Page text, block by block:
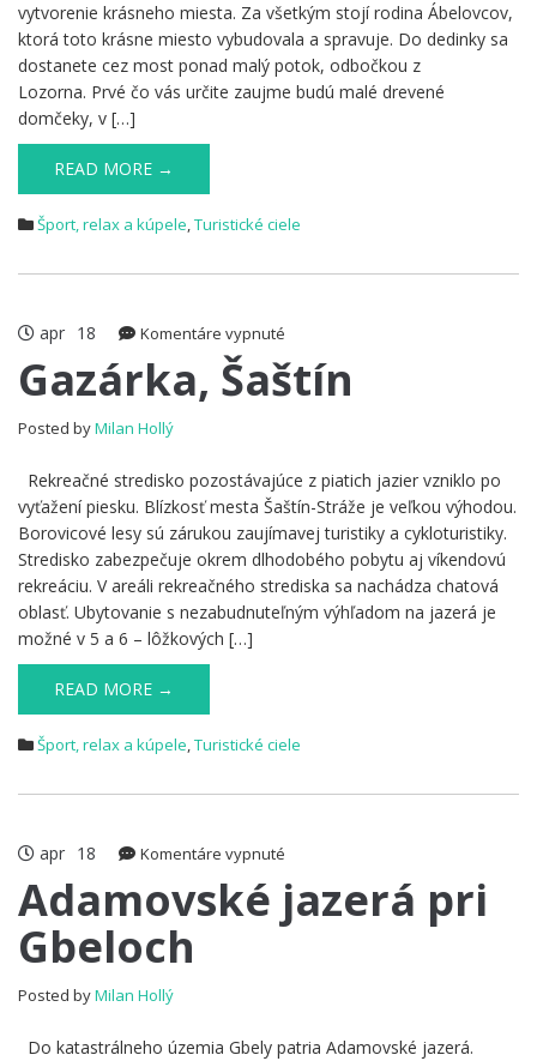
vytvorenie krásneho miesta. Za všetkým stojí rodina Ábelovcov,
ktorá toto krásne miesto vybudovala a spravuje. Do dedinky sa
dostanete cez most ponad malý potok, odbočkou z
Lozorna. Prvé čo vás určite zaujme budú malé drevené
domčeky, v […]
READ MORE →
Šport, relax a kúpele,Turistické ciele
apr 18 Komentáre vypnuté
Gazárka,
Šaštín
Gazárka, Šaštín
Posted byMilan Hollý
Rekreačné stredisko pozostávajúce z piatich jazier vzniklo po
vyťažení piesku. Blízkosť mesta Šaštín-Stráže je veľkou výhodou.
Borovicové lesy sú zárukou zaujímavej turistiky a cykloturistiky.
Stredisko zabezpečuje okrem dlhodobého pobytu aj víkendovú
rekreáciu. V areáli rekreačného strediska sa nachádza chatová
oblasť. Ubytovanie s nezabudnuteľným výhľadom na jazerá je
možné v 5 a 6 – lôžkových […]
READ MORE →
Šport, relax a kúpele,Turistické ciele
apr 18 Komentáre vypnuté
jazerá
pri
Adamovské jazerá pri
Gbeloch
Posted byMilan Hollý
Do katastrálneho územia Gbely patria Adamovské jazerá.